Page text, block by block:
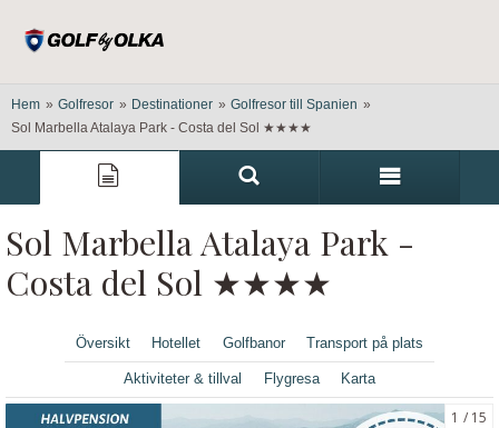
Hem » Golfresor » Destinationer » Golfresor till Spanien »
Sol Marbella Atalaya Park - Costa del Sol ★★★★
Sol Marbella Atalaya Park -
Costa del Sol ★★★★
Översikt Hotellet Golfbanor Transport på plats
Aktiviteter & tillval Flygresa Karta
1 15